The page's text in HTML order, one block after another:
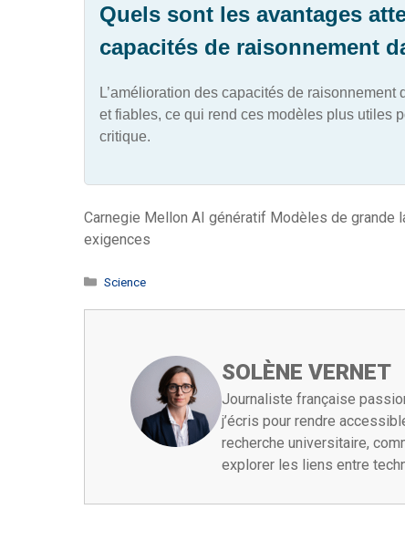
Quels sont les avantages
capacités de raisonnement
L’amélioration des capacités de
et fiables, ce qui rend ces modèles plus utiles
critique.
Carnegie Mellon AI génératif Modèles de grande
exigences
Catégories
Science
SOLÈNE VERNET
Journaliste française
j’écris pour rendre
recherche universitaire,
explorer les liens entre